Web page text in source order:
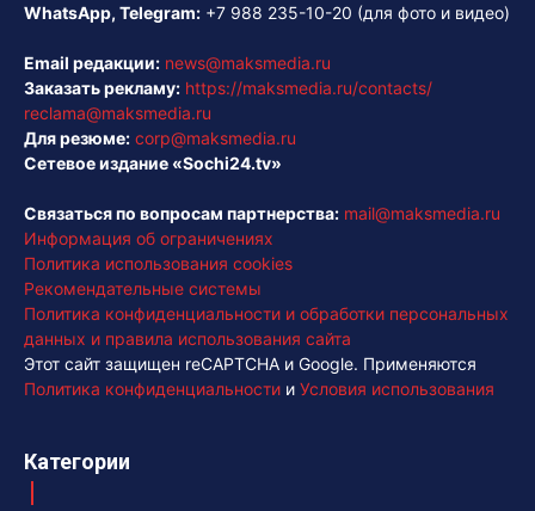
WhatsApp, Telegram: +7 988 235-10-20 (для фото и видео)
Email редакции: news@maksmedia.ru
Заказать рекламу: https://maksmedia.ru/contacts/
reclama@maksmedia.ru
Для резюме: corp@maksmedia.ru
Сетевое издание «Sochi24.tv»
Связаться по вопросам партнерства: mail@maksmedia.ru
Информация об ограничениях
Политика использования cookies
Рекомендательные системы
Политика конфиденциальности и обработки персональных
данных и правила использования сайта
Этот сайт защищен reCAPTCHA и Google. Применяются
Политика конфиденциальности и Условия использования
Категории